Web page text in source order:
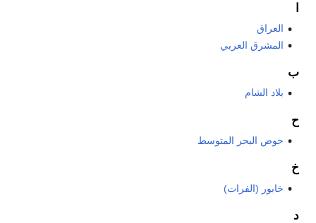
العراق
المشرق العربي
ب
بلاد الشام
ح
حوض البحر المتوسط
خ
خابور (الفرات)
د